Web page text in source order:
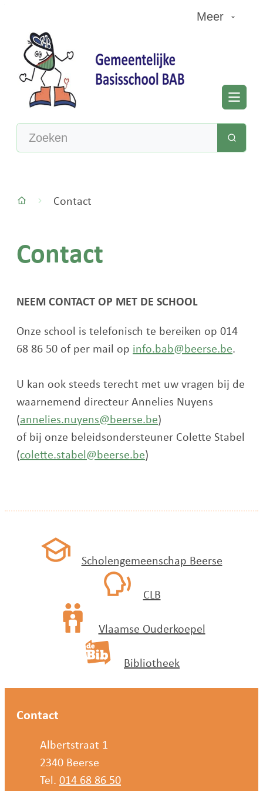
Meer
Basisschool Albertstraat Beerse
Waarmee kunnen we jou helpen?
StartpaginaContact
Contact
NEEM CONTACT OP MET DE SCHOOL
Onze school is telefonisch te bereiken op 014
68 86 50 of per mail op info.bab@beerse.be.
U kan ook steeds terecht met uw vragen bij de
waarnemend directeur Annelies Nuyens
(annelies.nuyens@beerse.be)
of bij onze beleidsondersteuner Colette Stabel
(colette.stabel@beerse.be)
Scholengemeenschap Beerse
CLB
Vlaamse Ouderkoepel
Bibliotheek
Contact
AdresAlbertstraat 1
,2340 Beerse
014 68 86 50